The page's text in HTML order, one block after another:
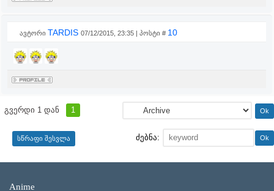
ავტორი TARDIS 07/12/2015, 23:35 | პოსტი # 10
გვერდი 1 დან 1
ძებნა:
Anime